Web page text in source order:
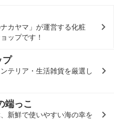
カヤマ」が運営する化粧
ップです！
プ
テリア・生活雑貨を厳選し
端っこ
新鮮で使いやすい海の幸を